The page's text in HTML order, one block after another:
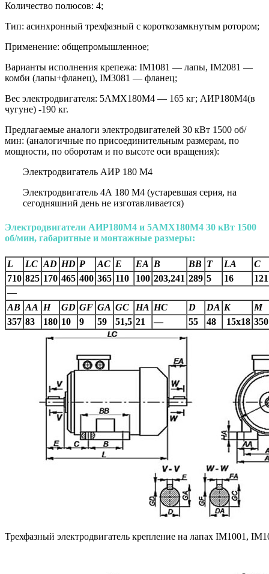
Количество полюсов: 4;
Тип: асинхронный трехфазный с короткозамкнутым ротором;
Применение: общепромышленное;
Варианты исполнения крепежа: IM1081 — лапы, IM2081 —
комби (лапы+фланец), IM3081 — фланец;
Вес электродвигателя: 5AМХ180М4 — 165 кг; AИР180М4(в
чугуне) -190 кг.
Предлагаемые аналоги электродвигателей 30 кВт 1500 об/
мин: (аналогичные по присоединительным размерам, по
мощности, по оборотам и по высоте оси вращения):
Электродвигатель АИР 180 М4
Электродвигатель 4А 180 М4 (устаревшая серия, на
сегодняшний день не изготавливается)
Электродвигатели АИР180М4 и 5AMX180М4 30 кВт 1500
об/мин, габаритные и монтажные размеры:
L LC AD HD P AC E EA B BB T LA
C
710 825 170 465 400 365 110 100 203,241 289 5 16
121
—
AВ AA H GD GF GA GC HA HC D DA K
M
357 83 180 10 9 59 51,5 21 — 55 48 15х18 350
Трехфазный электродвигатель крепление на лапах IM1001,